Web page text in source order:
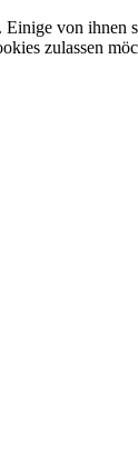
von ihnen
zulassen